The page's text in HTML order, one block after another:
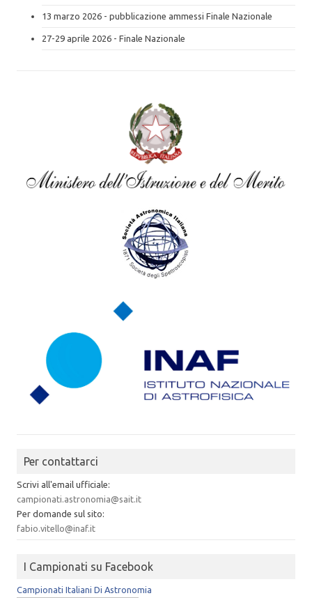
13 marzo 2026 - pubblicazione ammessi Finale Nazionale
27-29 aprile 2026 - Finale Nazionale
Per contattarci
Scrivi all'email ufficiale:
campionati.astronomia@sait.it
Per domande sul sito:
fabio.vitello@inaf.it
I Campionati su Facebook
Campionati Italiani Di Astronomia